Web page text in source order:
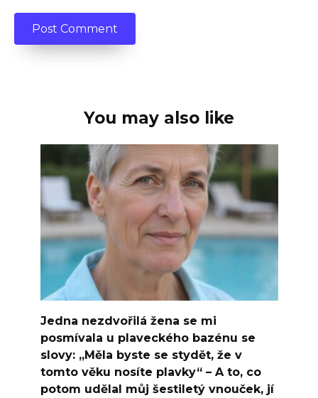
You may also like
Jedna nezdvořilá žena se mi
posmívala u plaveckého bazénu se
slovy: „Měla byste se stydět, že v
tomto věku nosíte plavky“ – A to, co
potom udělal můj šestiletý vnouček, jí